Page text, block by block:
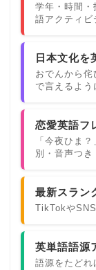
学年・時間・
語アクティ
日本文化を
おでんから
で言えるよ
恋愛英語フ
「今夜ひま
別・音声つ
最新スラン
TikTokや
英単語語源
語源をたど